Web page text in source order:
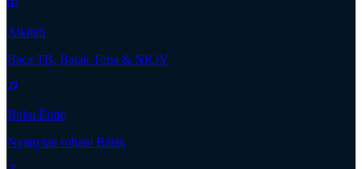
Alkitab
Baca TB, Batak Toba & NKJV
Buku Ende
Nyanyian rohani Batak